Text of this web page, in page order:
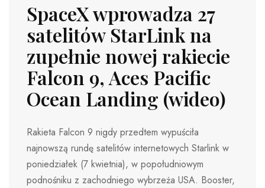
SpaceX wprowadza 27
satelitów StarLink na
zupełnie nowej rakiecie
Falcon 9, Aces Pacific
Ocean Landing (wideo)
Rakieta Falcon 9 nigdy przedtem wypuściła
najnowszą rundę satelitów internetowych Starlink w
poniedziałek (7 kwietnia), w popołudniowym
podnośniku z zachodniego wybrzeża USA. Booster,